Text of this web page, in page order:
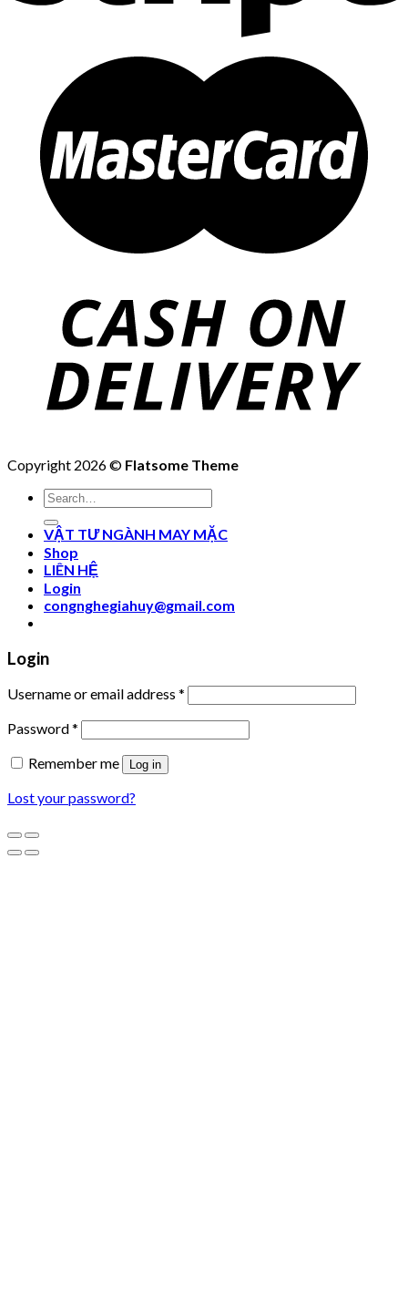
Copyright 2026 © Flatsome Theme
Search
for:
VẬT TƯ NGÀNH MAY MẶC
Shop
LIÊN HỆ
Login
congnghegiahuy@gmail.com
Login
Username or email address *
Password*
Remember me
Log in
Lost your password?